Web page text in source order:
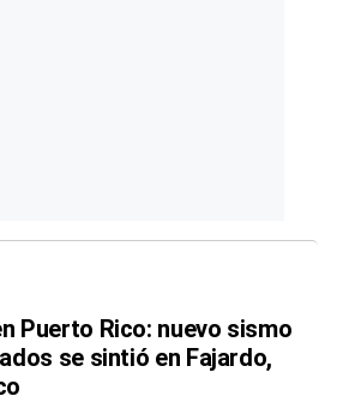
Puerto Rico: nuevo sismo
se sintió en Fajardo,